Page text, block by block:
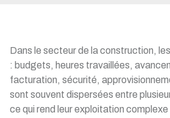
Dans le secteur de la construction,
: budgets, heures travaillées,
facturation, sécurité,
sont souvent dispersées entre
ce qui rend leur exploitation